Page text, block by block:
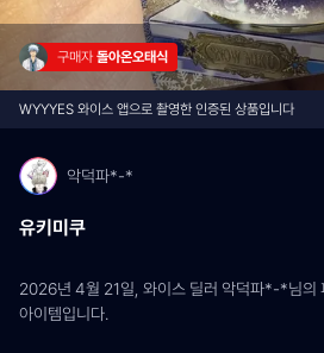
구매자 돌아온오태식
WYYYES 와이스 앱으로 촬영한 인증된 상품입니다
악덕파*-*
유키미쿠
2026년 4월 21일, 와이스 딜러 악덕파*-*님의
아이템입니다.